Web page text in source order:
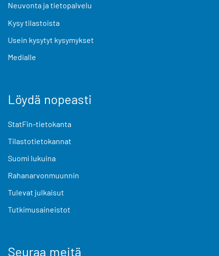
Neuvonta ja tietopalvelu
Kysy tilastoista
Usein kysytyt kysymykset
Medialle
Löydä nopeasti
StatFin-tietokanta
Tilastotietokannat
Suomi lukuina
Rahanarvonmuunnin
Tulevat julkaisut
Tutkimusaineistot
Seuraa meitä